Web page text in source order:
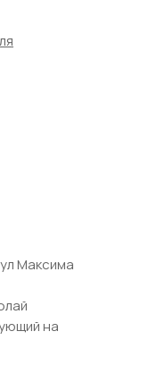
Максима
на